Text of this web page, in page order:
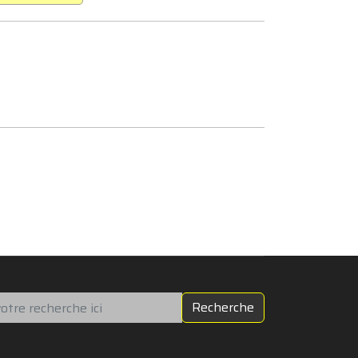
Recherche